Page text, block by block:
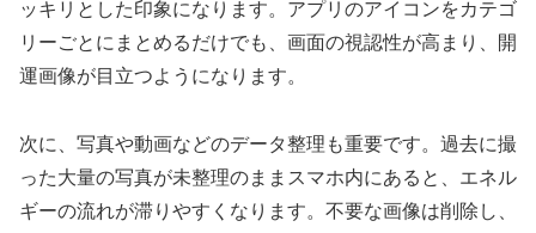
ッキリとした印象になります。アプリのアイコンをカテゴ
リーごとにまとめるだけでも、画面の視認性が高まり、開
運画像が目立つようになります。
次に、写真や動画などのデータ整理も重要です。過去に撮
った大量の写真が未整理のままスマホ内にあると、エネル
ギーの流れが滞りやすくなります。不要な画像は削除し、